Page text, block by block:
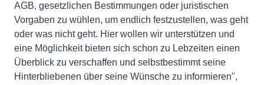
AGB, gesetzlichen Bestimmungen oder juristischen
Vorgaben zu wühlen, um endlich festzustellen, was geht
oder was nicht geht. Hier wollen wir unterstützen und
eine Möglichkeit bieten sich schon zu Lebzeiten einen
Überblick zu verschaffen und selbstbestimmt seine
Hinterbliebenen über seine Wünsche zu informieren",